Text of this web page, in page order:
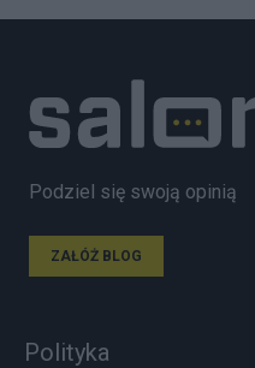
Podziel się swoją opinią
ZAŁÓŻ BLOG
Polityka